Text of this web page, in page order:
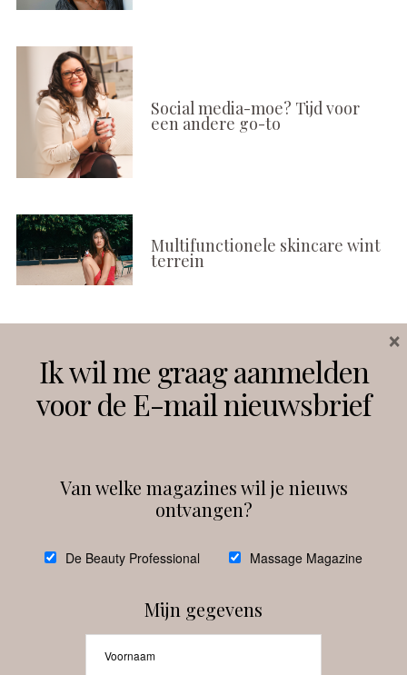
Social media-moe? Tijd voor
een andere go-to
Multifunctionele skincare wint
terrein
Instagram Facebook
debeautyprofessional
Ik wil me graag aanmelden
voor de E-mail nieuwsbrief
Van welke magazines wil je nieuws
ontvangen?
De Beauty Professional Massage Magazine
Mijn gegevens
×